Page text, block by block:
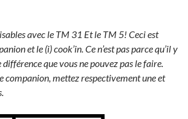
avec le TM 31 Et le TM 5! Ceci est
et le (i) cook’in. Ce n’est pas parce qu’il y
différence que vous ne pouvez pas le faire.
companion, mettez respectivement une et